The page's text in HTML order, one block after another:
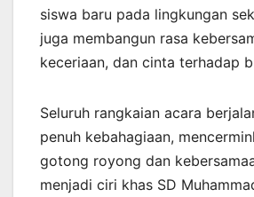
siswa baru pada lingkungan
juga membangun rasa
keceriaan, dan cinta terhadap
Seluruh rangkaian acara
penuh kebahagiaan,
gotong royong dan
menjadi ciri khas SD